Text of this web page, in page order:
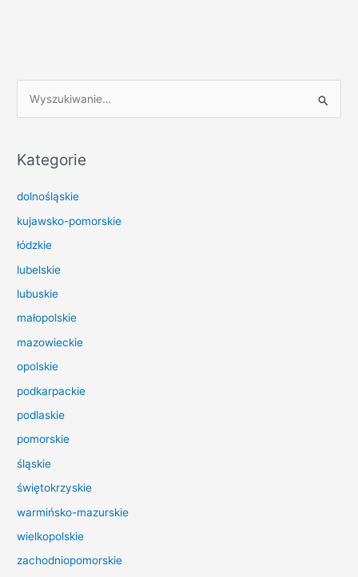
k
j
d
l
Kategorie
dolnośląskie
kujawsko-pomorskie
łódzkie
lubelskie
lubuskie
małopolskie
mazowieckie
opolskie
podkarpackie
podlaskie
pomorskie
śląskie
świętokrzyskie
warmińsko-mazurskie
wielkopolskie
zachodniopomorskie